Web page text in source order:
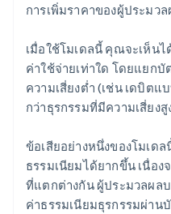
การเพิ่มราคาของผู้ประมวล
เมื่อใช้โมเดลนี้ คุณจะเห็น
ค่าใช้จ่ายเท่าใด โดยแยกบั
ความเสี่ยงต่ำ (เช่น เดบิต
กว่าธุรกรรมที่มีความเสี่ยง
ข้อเสียอย่างหนึ่งของโมเด
ธรรมเนียมได้ยากขึ้น เนื่อง
ที่แตกต่างกัน ผู้ประมวลผล
ค่าธรรมเนียมธุรกรรมผ่าน